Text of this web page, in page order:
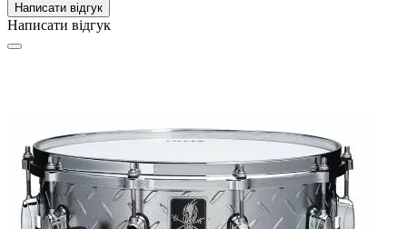
Написати відгук
Написати відгук